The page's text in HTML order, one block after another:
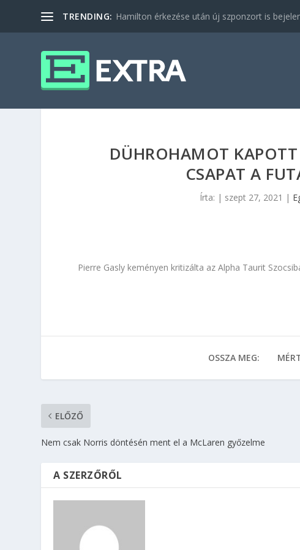
TRENDING: Hamilton érkezése után új szponzort is
DÜHROHAMOT
CSAPAT A
Írta: | szept 27, 2021 |
Pierre Gasly keményen kritizálta az Alpha Taurit
OSSZA MEG:
ELŐZŐ
Nem csak Norris döntésén ment el a McLaren győzelme
A SZERZŐRŐL